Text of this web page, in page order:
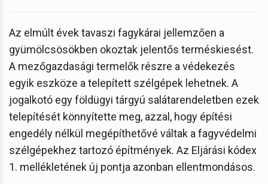
Az elmúlt évek tavaszi fagykárai jellemzően a
gyümölcsösökben okoztak jelentős terméskiesést.
A mezőgazdasági termelők részre a védekezés
egyik eszköze a telepített szélgépek lehetnek. A
jogalkotó egy földügyi tárgyú salátarendeletben ezek
telepítését könnyítette meg, azzal, hogy építési
engedély nélkül megépíthetővé váltak a fagyvédelmi
szélgépekhez tartozó építmények. Az Eljárási kódex
1. mellékletének új pontja azonban ellentmondásos.